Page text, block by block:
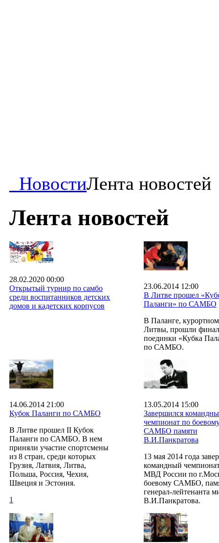
НовостиЛента новостей
Лента новостей
28.02.2020 00:00
Открытый турнир по самбо
среди воспитанников детских
домов и кадетских корпусов
23.06.2014 12:00
В Литве прошел
Паланги» по САМБО
В Паланге,
Литвы, прошли
поединки «Кубка
по САМБО.
14.06.2014 21:00
Кубок Паланги по САМБО
В Литве прошел II Кубок
Паланги по САМБО. В нем
приняли участие спортсмены
из 8 стран, среди которых
Грузия, Латвия, Литва,
Польша, Россия, Чехия,
Швеция и Эстония.
1
13.05.2014 15:00
Завершился
чемпионат по
САМБО памяти
В.И.Панкратова
13 мая 2014 года
командный
МВД России по
боевому САМБО,
генерал-лейтенанта
В.И.Панкратова.